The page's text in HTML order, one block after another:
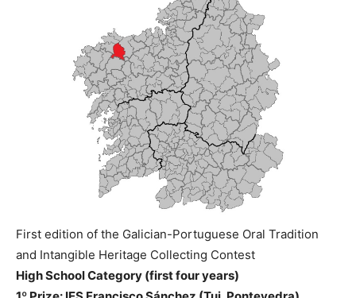
First edition of the Galician-Portuguese Oral Tradition
and Intangible Heritage Collecting Contest
High School Category (first four years)